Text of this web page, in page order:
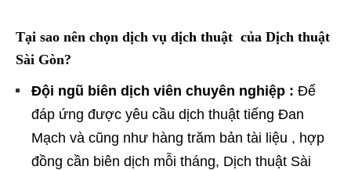
Tại sao nên chọn dịch vụ dịch thuật của Dịch thuật
Sài Gòn?
Đội ngũ biên dịch viên chuyên nghiệp : Để
đáp ứng được yêu cầu dịch thuật tiếng Đan
Mạch và cũng như hàng trăm bản tài liệu , hợp
đồng cần biên dịch mỗi tháng, Dịch thuật Sài